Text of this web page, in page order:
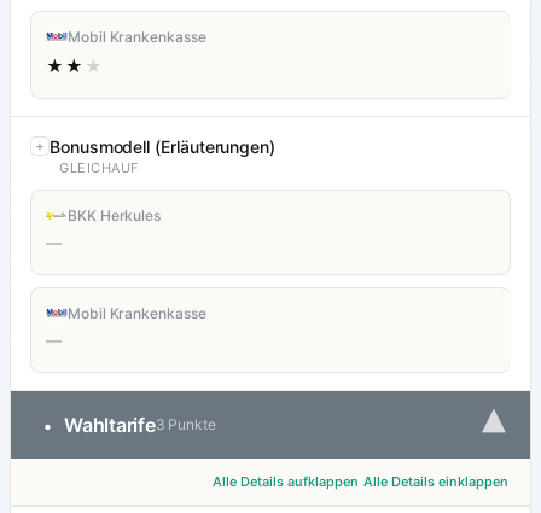
Mobil Krankenkasse
★★ ★
Bonusmodell (Erläuterungen)
GLEICHAUF
BKK Herkules
—
Mobil Krankenkasse
—
• Wahltarife3 Punkte ▾
Alle Details aufklappen Alle Details einklappen